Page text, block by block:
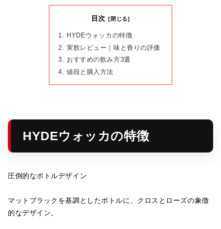
目次
HYDEウォッカの特徴
実飲レビュー｜味と香りの評価
おすすめの飲み方3選
値段と購入方法
HYDEウォッカの特徴
圧倒的なボトルデザイン
マットブラックを基調としたボトルに、クロスとローズの象徴
的なデザイン。